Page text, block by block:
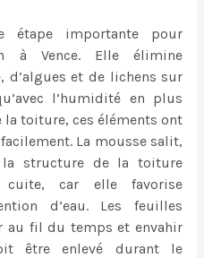
étape importante pour
à Vence. Elle élimine
d’algues et de lichens sur
l’humidité en plus
la toiture, ces éléments ont
La mousse salit,
la structure de la toiture
car elle favorise
d’eau. Les feuilles
au fil du temps et envahir
être enlevé durant le